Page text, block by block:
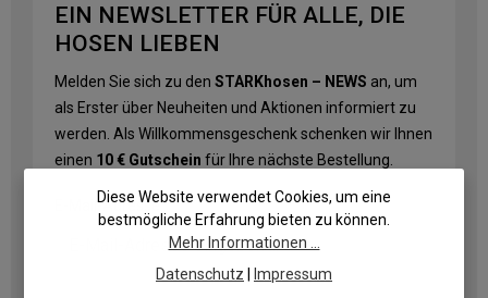
EIN NEWSLETTER FÜR ALLE, DIE
HOSEN LIEBEN
Melden Sie sich zu den STARKhosen – NEWS an, um
als Erster über Neuheiten und Aktionen informiert zu
werden. Als Willkommensgeschenk schenken wir Ihnen
einen 10 € Gutschein für Ihre nächste Bestellung.
E-Mail-Adresse*
Diese Website verwendet Cookies, um eine
bestmögliche Erfahrung bieten zu können.
Mehr Informationen ...
Datenschutz
Impressum